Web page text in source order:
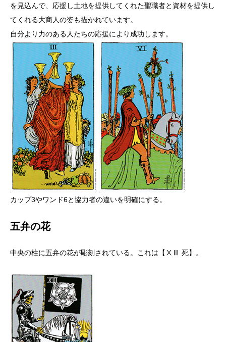
を見込んで、応援し土地を提供してくれた聖職者と資材を提供し
てくれる大商人の姿も描かれています。
自分より力のある人たちの応援により成功します。
カップ3やワンド6と協力者の違いを明確にする。
五弁の花
中央の柱に五弁の花が彫刻されている。これは【ⅩⅢ 死】。